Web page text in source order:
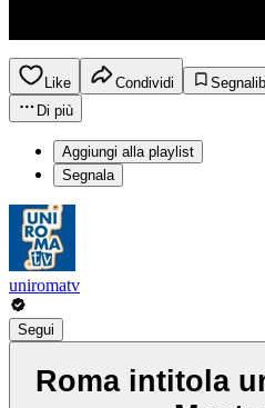
Like Condividi
Di più
Aggiungi alla playlist
Segnala
uniromatv
Segui
Roma intitola